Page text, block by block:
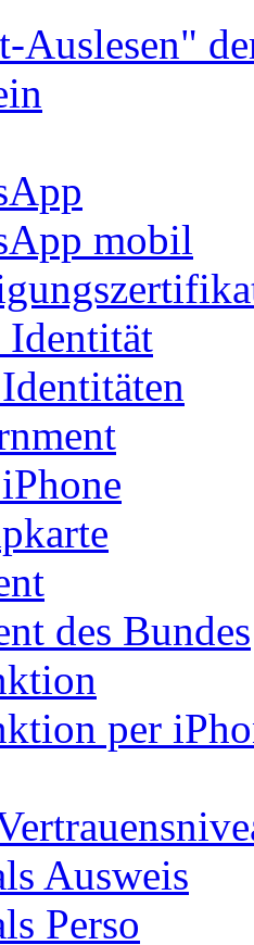
Auslesen"
mobil
des Bundes
per
Ausweis
Perso